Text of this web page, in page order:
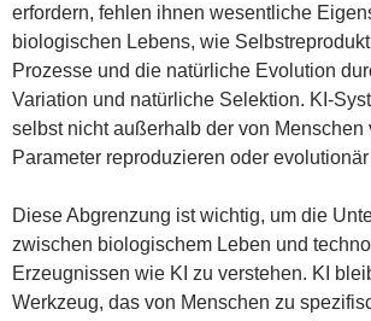
erfordern, fehlen ihnen wesentliche
biologischen Lebens, wie
Prozesse und die natürliche Evolution
Variation und natürliche Selektion. KI-
selbst nicht außerhalb der von Menschen
Parameter reproduzieren oder
Diese Abgrenzung ist wichtig, um die
zwischen biologischem Leben und
Erzeugnissen wie KI zu verstehen. KI
Werkzeug, das von Menschen zu